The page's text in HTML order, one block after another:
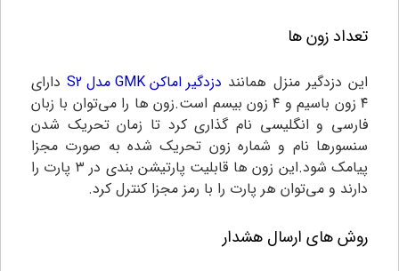
تعداد زون ها
این دزدگیر منزل همانند دزدگیر اماکن GMK مدل S2
دارای
۴ زون باسیم و ۴ زون بیسم است.زون ها را می‌توان با زبان
فارسی و انگلیسی نام گذاری کرد تا زمان تحریک شدن
سنسورها نام و شماره زون تحریک شده به صورت مجزا
پیامک شود.این زون ها قابلیت پارتیشن بندی در ۳ پارت را
دارند و می‌توان هر پارت را با رمز مجزا کنترل کرد.
روش های ارسال هشدار